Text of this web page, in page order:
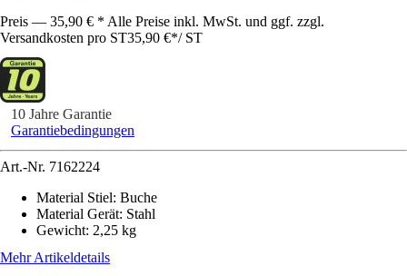
Preis — 35,90 € * Alle Preise inkl. MwSt. und ggf. zzgl.
Versandkosten pro ST35,90 €*/ ST
10 Jahre Garantie
Garantiebedingungen
Art.-Nr. 7162224
Material Stiel: Buche
Material Gerät: Stahl
Gewicht: 2,25 kg
Mehr Artikeldetails